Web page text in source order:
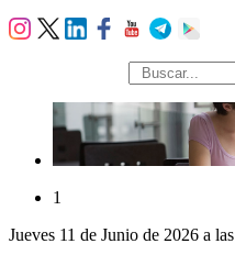
búsqueda
1
Jueves 11 de Junio de 2026 a